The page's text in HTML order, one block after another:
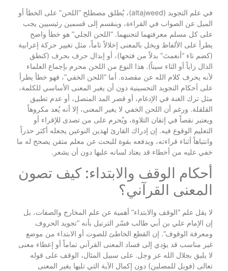
في علم التجويد (altajweed)، يُطلق مصطلح “اللحن” على الخطأ أو
الميل عن الصواب في القراءة، وينقسم إلى قسمين رئيسيين يجب
على كل مسلم معرفتهما لتجنبهما. “اللحن الجلي” هو خطأ واضح
يطرأ على الألفاظ ويخل بالمعنى إخلالاً تاماً، مثل تغيير حركة إعرابية
(كضم تاء “أنعمتَ” بدلاً من فتحها)، أو إبدال حرف بحرف (كنطق
الذال زاياً أو الثاء سيناً). هذا النوع من اللحن محرم بإجماع العلماء
لأنه يحرف كلام الله عن مقصده. أما “اللحن الخفي”، فهو خطأ يطرأ
على أحكام التجويد التحسينية دون أن يغير المعنى الأساسي للكلمة،
مثل ترك الغنة في الإدغام، أو قصر المد المتصل، أو عدم تطبيق
القلقلة. ورغم أن اللحن الخفي لا يغير المعنى، إلا أنه يُعد مكروهاً
ويعتبر نقصاً في إتقان التلاوة، ويُحرم على من تصدى للإقراء أو
التعليم الوقوع فيه. إن إدراك القارئ لهذين النوعين يجعله أكثر حذراً
وانتباهاً أثناء قراءته، ويدفعه بقوة للبحث عن معلم متقن يصحح له ما
خفي عليه من أخطاء قد يعتاد لسانه عليها دون أن يشعر.
أحكام الوقف والابتداء: كيف تصون
المعنى القرآني؟
لا يقل علم “الوقف والابتداء” أهمية عن علم المخارج والصفات، بل
إن الإمام علي بن أبي طالب فسّر الترتيل بأنه “تجويد الحروف
ومعرفة الوقوف”. إن القطع الخاطئ للصوت أو الابتداء من موضع
غير مناسب قد يؤدي إلى فساد المعنى القرآني تماماً أو إعطاء معنى
لا يليق بجلال الله عز وجل. على سبيل المثال، الوقف على قوله
تعالى (فويل للمصلين) دون إكمال الآية التي تليها يغير المعنى